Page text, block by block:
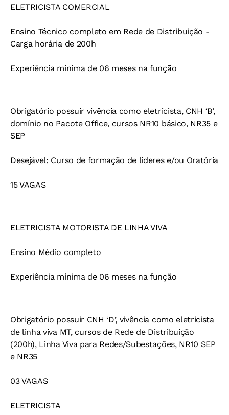
ELETRICISTA COMERCIAL
Ensino Técnico completo em Rede de Distribuição -
Carga horária de 200h
Experiência mínima de 06 meses na função
Obrigatório possuir vivência como eletricista, CNH ‘B’,
domínio no Pacote Office, cursos NR10 básico, NR35 e
SEP
Desejável: Curso de formação de líderes e/ou Oratória
15 VAGAS
ELETRICISTA MOTORISTA DE LINHA VIVA
Ensino Médio completo
Experiência mínima de 06 meses na função
Obrigatório possuir CNH ‘D’, vivência como eletricista
de linha viva MT, cursos de Rede de Distribuição
(200h), Linha Viva para Redes/Subestações, NR10 SEP
e NR35
03 VAGAS
ELETRICISTA